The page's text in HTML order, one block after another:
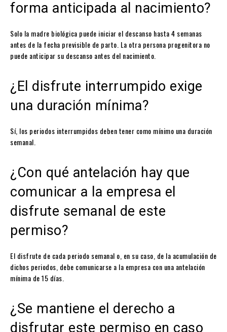
forma anticipada al nacimiento?
Solo la madre biológica puede iniciar el descanso hasta 4 semanas
antes de la fecha previsible de parto. La otra persona progenitora no
puede anticipar su descanso antes del nacimiento.
¿El disfrute interrumpido exige
una duración mínima?
Sí, los periodos interrumpidos deben tener como mínimo una duración
semanal.
¿Con qué antelación hay que
comunicar a la empresa el
disfrute semanal de este
permiso?
El disfrute de cada periodo semanal o, en su caso, de la acumulación de
dichos periodos, debe comunicarse a la empresa con una antelación
mínima de 15 días.
¿Se mantiene el derecho a
disfrutar este permiso en caso